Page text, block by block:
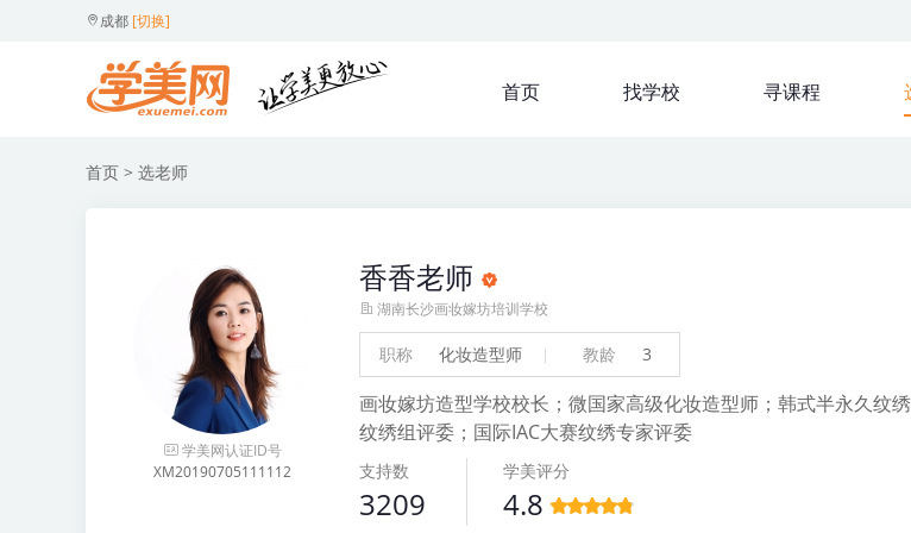
成都 [切换]
首页 找学校 寻课程
首页 > 选老师
学美网认证ID号
XM20190705111112
香香老师
湖南长沙画妆嫁坊培训学校
职称 化妆造型师 教龄 3
画妆嫁坊造型学校校长；微国家高级化妆造型师；韩式半永久纹
纹绣组评委；国际IAC大赛纹绣专家评委
支持数
3209
学美评分
4.8